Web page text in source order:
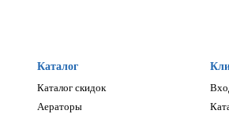
Каталог
Каталог скидок
Аераторы